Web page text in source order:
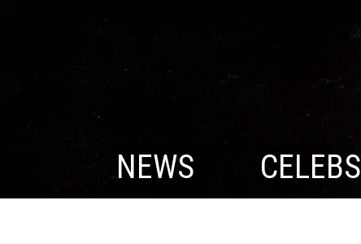
NEWS CELEBS